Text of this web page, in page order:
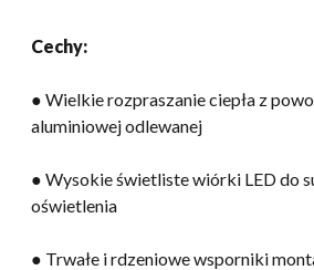
Cechy:
● Wielkie rozpraszanie ciepła z
aluminiowej odlewanej
● Wysokie świetliste wiórki LED do
oświetlenia
● Trwałe i rdzeniowe wsporniki